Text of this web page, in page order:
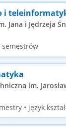
i
Jana i Jędrzeja
im.
• język